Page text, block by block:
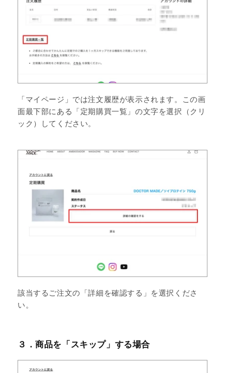
「マイページ」では注文履歴が表示されます。この画
面最下部にある「定期購買一覧」の文字を選択（クリ
ック）してください。
該当するご注文の「詳細を確認する」を選択くださ
い。
３．商品を「スキップ」する場合